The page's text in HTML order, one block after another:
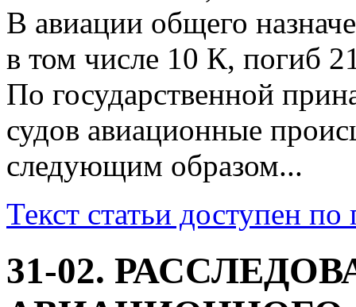
В авиации общего
в том числе 10 К, погиб
По государственной
судов авиационные
следующим образом...
Текст статьи доступен по
31-02.